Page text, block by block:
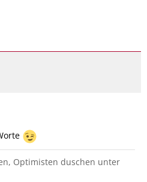
Optimisten duschen unter